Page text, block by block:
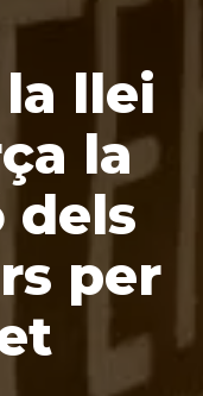
llei
la
dels
per